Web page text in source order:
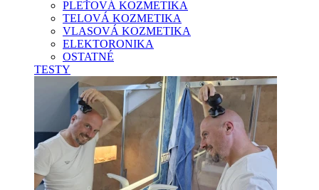
PLEŤOVÁ KOZMETIKA
TELOVÁ KOZMETIKA
VLASOVÁ KOZMETIKA
ELEKTORONIKA
OSTATNÉ
TESTY